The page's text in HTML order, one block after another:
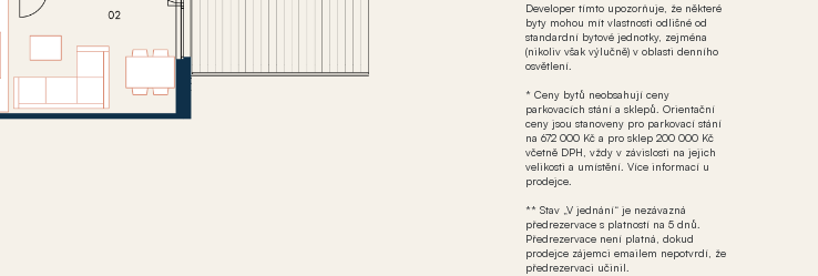
Developer tímto upozorňuje, že některé
byty mohou mít vlastnosti odlišné od
standardní bytové jednotky, zejména
(nikoliv však výlučně) v oblasti denního
osvětlení.
* Ceny bytů neobsahují ceny
parkovacích stání a sklepů. Orientační
ceny jsou stanoveny pro parkovací stání
na 672 000 Kč a pro sklep 200 000 Kč
včetně DPH, vždy v závislosti na jejich
velikosti a umístění. Více informací u
prodejce.
** Stav „V jednání“ je nezávazná
předrezervace s platností na 5 dnů.
Předrezervace není platná, dokud
prodejce zájemci emailem nepotvrdí, že
předrezervaci učinil.